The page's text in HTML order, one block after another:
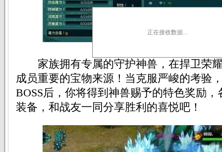
家族拥有专属的守护神兽，在捍卫荣
成员重要的宝物来源！当克服严峻的考验
BOSS后，你将得到神兽赐予的特色奖励
装备，和战友一同分享胜利的喜悦吧！
正在接收数据...